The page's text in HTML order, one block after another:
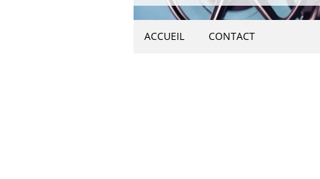
ACCUEIL CONTACT